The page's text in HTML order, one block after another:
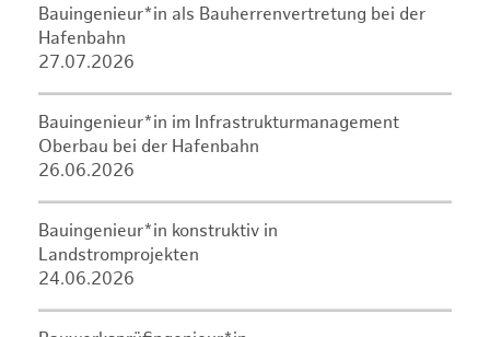
Bauingenieur*in als Bauherrenvertretung bei der
Hafenbahn
27.07.2026
Bauingenieur*in im Infrastrukturmanagement
Oberbau bei der Hafenbahn
26.06.2026
Bauingenieur*in konstruktiv in
Landstromprojekten
24.06.2026